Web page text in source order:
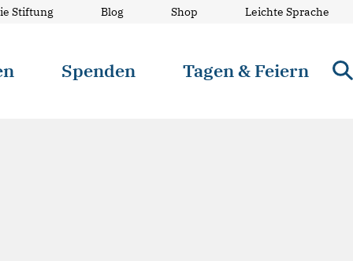
Stiftung Blog Shop Leichte Sprache
Spenden Tagen & Feiern